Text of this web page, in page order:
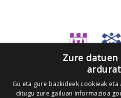
Zure
Gu eta gure bazkideek cookieak
ditugu zure gailuan informazioa